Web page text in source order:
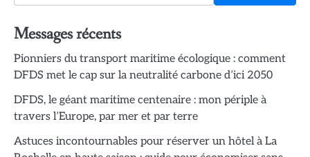
Messages récents
Pionniers du transport maritime écologique : comment
DFDS met le cap sur la neutralité carbone d’ici 2050
DFDS, le géant maritime centenaire : mon périple à
travers l’Europe, par mer et par terre
Astuces incontournables pour réserver un hôtel à La